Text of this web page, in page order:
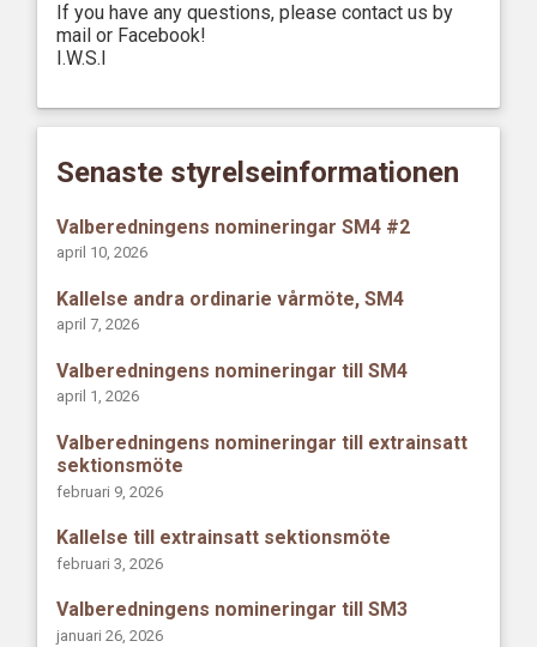
If you have any questions, please contact us by
mail or Facebook!
I.W.S.I
Senaste styrelseinformationen
Valberedningens nomineringar SM4 #2
april 10, 2026
Kallelse andra ordinarie vårmöte, SM4
april 7, 2026
Valberedningens nomineringar till SM4
april 1, 2026
Valberedningens nomineringar till extrainsatt
sektionsmöte
februari 9, 2026
Kallelse till extrainsatt sektionsmöte
februari 3, 2026
Valberedningens nomineringar till SM3
januari 26, 2026